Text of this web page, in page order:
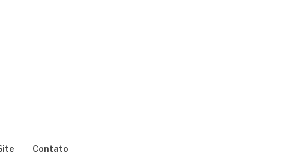
Contato